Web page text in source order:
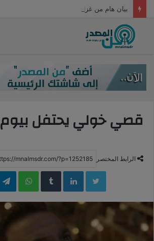
قصي خولي يحتفل بيوم
الرابط المختصر
LinkedIn